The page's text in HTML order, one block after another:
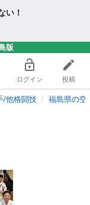
い！
版
ログイン 投稿
/他格闘技 福島県の空